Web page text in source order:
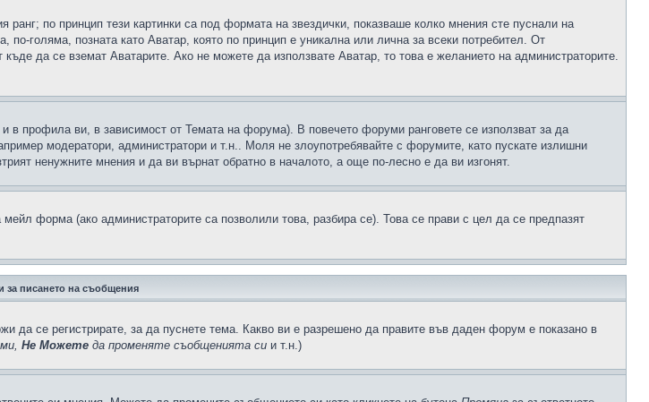
по принцип тези картинки са под формата на звездички, показваше колко мнения сте пуснали на
голяма, позната като Аватар, която по принцип е уникална или лична за всеки потребител. От
да се вземат Аватарите. Ако не можете да използвате Аватар, то това е желанието на администраторите.
в профила ви, в зависимост от Темата на форума). В повечето форуми ранговете се използват за да
модератори, администратори и т.н.. Моля не злоупотребявайте с форумите, като пускате излишни
ненужните мнения и да ви върнат обратно в началото, а още по-лесно е да ви изгонят.
форма (ако администраторите са позволили това, разбира се). Това се прави с цел да се предпазят
за писането на съобщения
да се регистрирате, за да пуснете тема. Какво ви е разрешено да правите във даден форум е показано в
Не Можете да променяте съобщенията си и т.н.)